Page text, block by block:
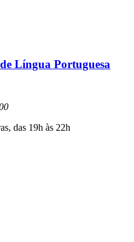
Língua Portuguesa
das 19h às 22h